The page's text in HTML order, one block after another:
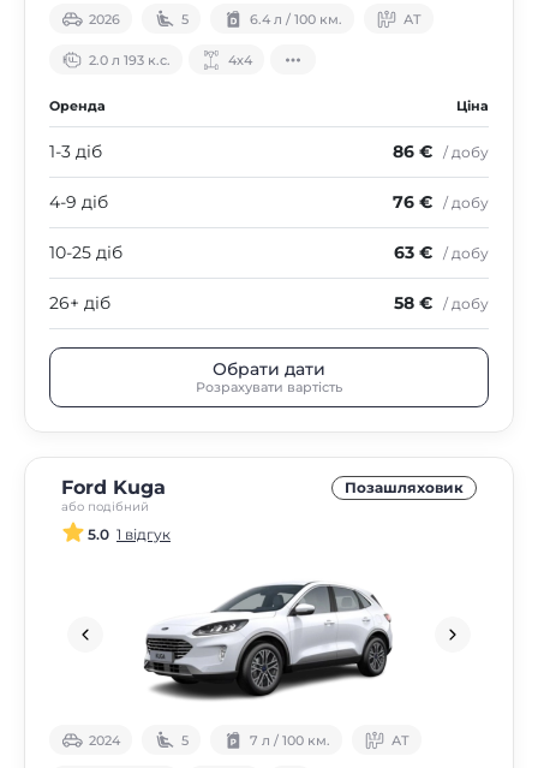
2026 5 6.4 л / 100 км. АТ
2.0 л 193 к.с. 4х4
Оренда Ціна
1-3 діб 86 € / добу
4-9 діб 76 € / добу
10-25 діб 63 € / добу
26+ діб 58 € / добу
Обрати дати
Розрахувати вартість
Ford Kuga
або подібний
Позашляховик
5.0 1 відгук
2024 5 7 л / 100 км. АТ